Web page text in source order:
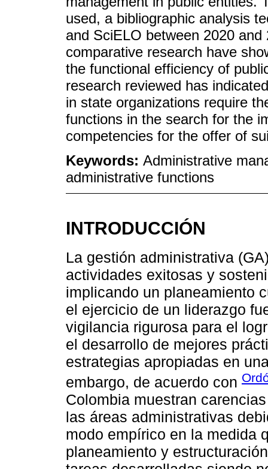
used, a bibliographic analysis
and SciELO between 2020
comparative research have
the functional efficiency of
research reviewed has
in state organizations require
functions in the search for the
competencies for the offer of
Keywords: Administrative
administrative functions
INTRODUCCIÓN
La gestión administrativa
actividades exitosas y
implicando un planeamiento
el ejercicio de un liderazgo
vigilancia rigurosa para el
el desarrollo de mejores
estrategias apropiadas en
embargo, de acuerdo con
Colombia muestran
las áreas administrativas
modo empírico en la medida
planeamiento y